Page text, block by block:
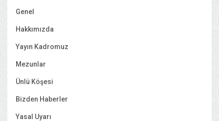
Genel
Hakkımızda
Yayın Kadromuz
Mezunlar
Ünlü Köşesi
Bizden Haberler
Yasal Uyarı